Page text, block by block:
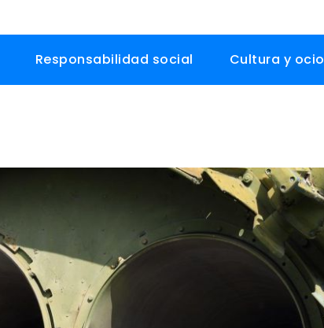
Responsabilidad social Cultura y ocio